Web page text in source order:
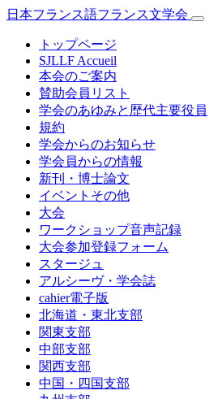
日本フランス語フランス文学会
トップページ
SJLLF Accueil
本会のご案内
賛助会員リスト
学会のあゆみと歴代主要役員
規約
学会からのお知らせ
学会員からの情報
新刊・博士論文
イベントその他
大会
ワークショップ音声記録
大会参加登録フォーム
スタージュ
アルシーヴ・学会誌
cahier電子版
北海道・東北支部
関東支部
中部支部
関西支部
中国・四国支部